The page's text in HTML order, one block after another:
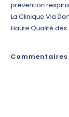
prévention
La Clinique Via
Haute Qualité des